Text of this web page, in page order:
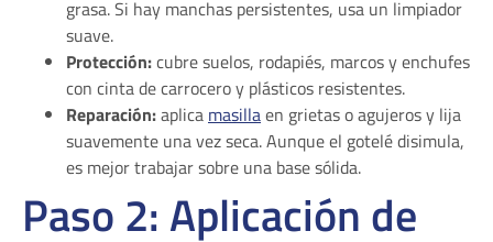
grasa. Si hay manchas persistentes, usa un limpiador
suave.
Protección:cubre suelos, rodapiés, marcos y enchufes
con cinta de carrocero y plásticos resistentes.
Reparación:aplica masillaen grietas o agujeros y lija
suavemente una vez seca. Aunque el gotelé disimula,
es mejor trabajar sobre una base sólida.
Paso 2: Aplicación de